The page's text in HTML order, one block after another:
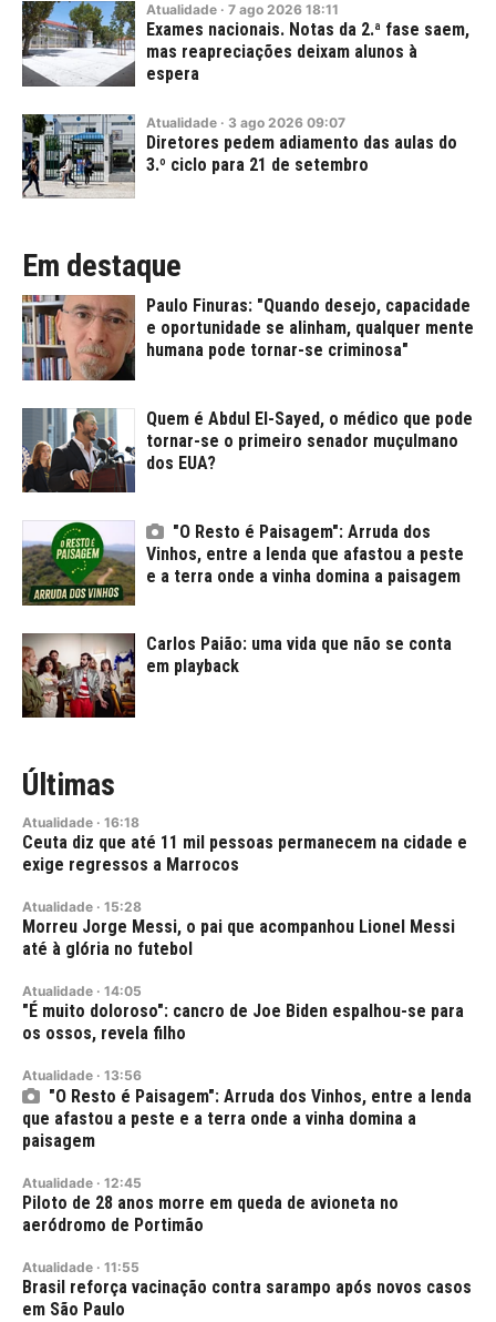
Atualidade · 7 ago 2026 18:11
Exames nacionais. Notas da 2.ª fase saem,
mas reapreciações deixam alunos à
espera
Atualidade · 3 ago 2026 09:07
Diretores pedem adiamento das aulas do
3.º ciclo para 21 de setembro
Em destaque
Paulo Finuras: "Quando desejo, capacidade
e oportunidade se alinham, qualquer mente
humana pode tornar-se criminosa"
Quem é Abdul El-Sayed, o médico que pode
tornar-se o primeiro senador muçulmano
dos EUA?
"O Resto é Paisagem": Arruda dos
Vinhos, entre a lenda que afastou a peste
e a terra onde a vinha domina a paisagem
Carlos Paião: uma vida que não se conta
em playback
Últimas
Atualidade · 16:18
Ceuta diz que até 11 mil pessoas permanecem na cidade e
exige regressos a Marrocos
Atualidade · 15:28
Morreu Jorge Messi, o pai que acompanhou Lionel Messi
até à glória no futebol
Atualidade · 14:05
"É muito doloroso": cancro de Joe Biden espalhou-se para
os ossos, revela filho
Atualidade · 13:56
"O Resto é Paisagem": Arruda dos Vinhos, entre a lenda
que afastou a peste e a terra onde a vinha domina a
paisagem
Atualidade · 12:45
Piloto de 28 anos morre em queda de avioneta no
aeródromo de Portimão
Atualidade · 11:55
Brasil reforça vacinação contra sarampo após novos casos
em São Paulo